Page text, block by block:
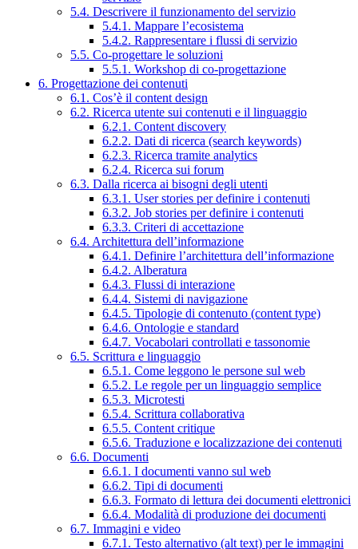
5.4. Descrivere il funzionamento del servizio
5.4.1. Mappare l’ecosistema
5.4.2. Rappresentare i flussi di servizio
5.5. Co-progettare le soluzioni
5.5.1. Workshop di co-progettazione
6. Progettazione dei contenuti
6.1. Cos’è il content design
6.2. Ricerca utente sui contenuti e il linguaggio
6.2.1. Content discovery
6.2.2. Dati di ricerca (search keywords)
6.2.3. Ricerca tramite analytics
6.2.4. Ricerca sui forum
6.3. Dalla ricerca ai bisogni degli utenti
6.3.1. User stories per definire i contenuti
6.3.2. Job stories per definire i contenuti
6.3.3. Criteri di accettazione
6.4. Architettura dell’informazione
6.4.1. Definire l’architettura dell’informazione
6.4.2. Alberatura
6.4.3. Flussi di interazione
6.4.4. Sistemi di navigazione
6.4.5. Tipologie di contenuto (content type)
6.4.6. Ontologie e standard
6.4.7. Vocabolari controllati e tassonomie
6.5. Scrittura e linguaggio
6.5.1. Come leggono le persone sul web
6.5.2. Le regole per un linguaggio semplice
6.5.3. Microtesti
6.5.4. Scrittura collaborativa
6.5.5. Content critique
6.5.6. Traduzione e localizzazione dei contenuti
6.6. Documenti
6.6.1. I documenti vanno sul web
6.6.2. Tipi di documenti
6.6.3. Formato di lettura dei documenti elettronici
6.6.4. Modalità di produzione dei documenti
6.7. Immagini e video
6.7.1. Testo alternativo (alt text) per le immagini